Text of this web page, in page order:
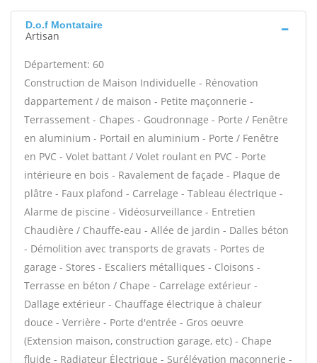
D.o.f Montataire
Artisan
Département: 60
Construction de Maison Individuelle - Rénovation
dappartement / de maison - Petite maçonnerie -
Terrassement - Chapes - Goudronnage - Porte / Fenêtre
en aluminium - Portail en aluminium - Porte / Fenêtre
en PVC - Volet battant / Volet roulant en PVC - Porte
intérieure en bois - Ravalement de façade - Plaque de
plâtre - Faux plafond - Carrelage - Tableau électrique -
Alarme de piscine - Vidéosurveillance - Entretien
Chaudière / Chauffe-eau - Allée de jardin - Dalles béton
- Démolition avec transports de gravats - Portes de
garage - Stores - Escaliers métalliques - Cloisons -
Terrasse en béton / Chape - Carrelage extérieur -
Dallage extérieur - Chauffage électrique à chaleur
douce - Verrière - Porte d'entrée - Gros oeuvre
(Extension maison, construction garage, etc) - Chape
fluide - Radiateur Électrique - Surélévation maçonnerie -